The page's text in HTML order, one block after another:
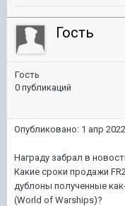
Гость
Гость
0 публикаций
Опубликовано: 1 апр
Награду забрал в
Какие сроки продажи
дублоны полученные как
(World of Warships)?